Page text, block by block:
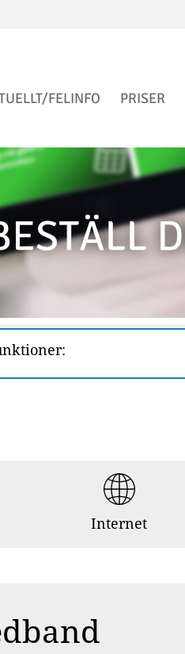
FELINFO PRISER
Internet